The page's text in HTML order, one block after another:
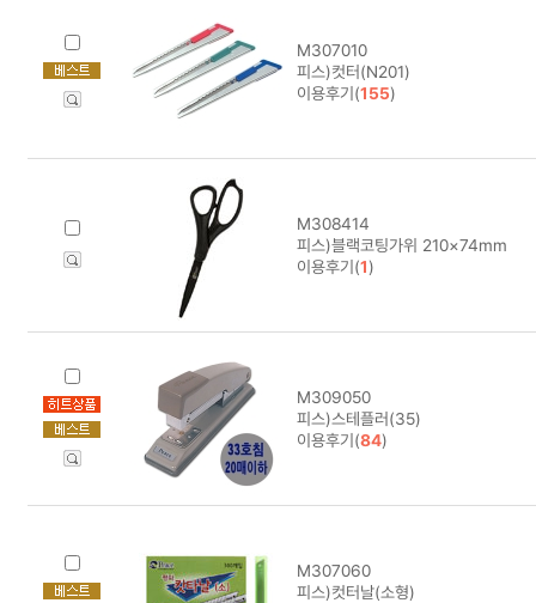
M307010
피스)컷터(N201)
이용후기(155)
M308414
피스)블랙코팅가위 210×74mm
이용후기(1)
M309050
피스)스테플러(35)
이용후기(84)
M307060
피스)컷터날(소형)